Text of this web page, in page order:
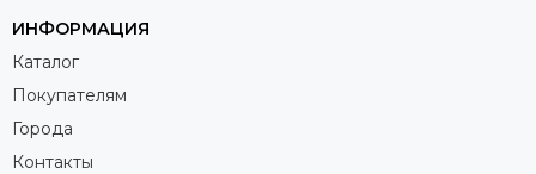
ИНФОРМАЦИЯ
Каталог
Покупателям
Города
Контакты